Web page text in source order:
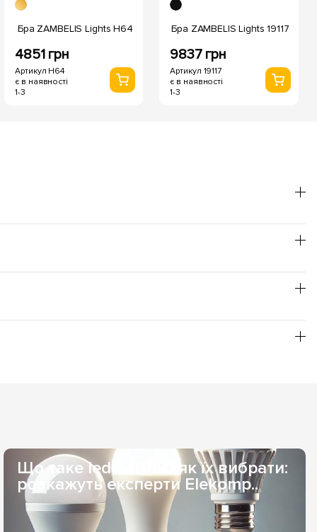
Бра ZAMBELIS Lights H64
4851 грн
Артикул H64
є в наявності
1-3
Бра ZAMBELIS Lights 19117
9837 грн
Артикул 19117
є в наявності
1-3
моделі - змінювати температуру світіння самостійно.
Що таке led лампи і як їх вибрати:
розкажуть експерти Elekomp..